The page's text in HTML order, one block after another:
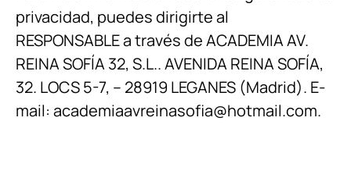
privacidad, puedes dirigirte al
RESPONSABLE a través de ACADEMIA AV.
REINA SOFÍA 32, S.L.. AVENIDA REINA SOFÍA,
32. LOCS 5-7, – 28919 LEGANES (Madrid). E-
mail: academiaavreinasofia@hotmail.com.